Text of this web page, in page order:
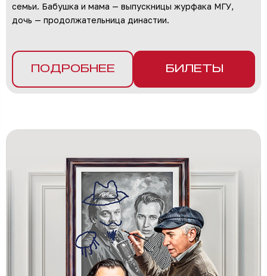
семьи. Бабушка и мама — выпускницы журфака МГУ,
дочь — продолжательница династии.
ПОДРОБНЕЕ БИЛЕТЫ